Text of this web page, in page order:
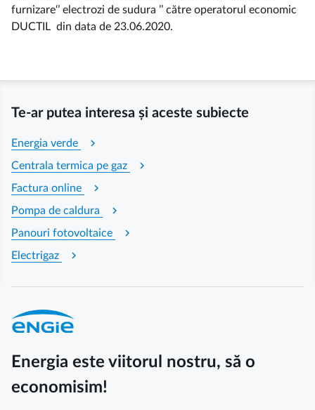
furnizare‘’ electrozi de sudura ’’ către operatorul economic
DUCTIL din data de 23.06.2020.
Te-ar putea interesa și aceste subiecte
Energia verde chevron_right
Centrala termica pe gaz chevron_right
Factura online chevron_right
Pompa de caldura chevron_right
Panouri fotovoltaice chevron_right
Electrigaz chevron_right
Energia este viitorul nostru, să o
economisim!